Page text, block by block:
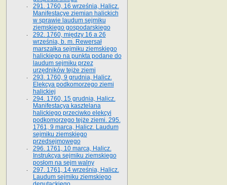
291. 1760, 16 września, Halicz.
Manifestacye ziemian halickich
w sprawie laudum sejmiku
ziemskiego gospodarskiego
292. 1760, między 16 a 26
września, b. m. Rewersał
marszałka sejmiku ziemskiego
halickiego na punkta podane do
laudum sejmiku przez
urzędników tejże ziemi
293. 1760, 9 grudnia, Halicz.
Elekcya podkomorzego ziemi
halickiej
294. 1760, 15 grudnia, Halicz.
Manifestacya kasztelana
halickiego przeciwko elekcyi
podkomorzego tejże ziemi. 295.
1761, 9 marca, Halicz. Laudum
sejmiku ziemskiego
przedsejmowego
296. 1761, 10 marca, Halicz.
Instrukcya sejmiku ziemskiego
posłom na sejm walny
297. 1761, 14 września, Halicz.
Laudum sejmiku ziemskiego